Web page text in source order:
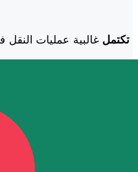
تكتمل غالبية عمليات